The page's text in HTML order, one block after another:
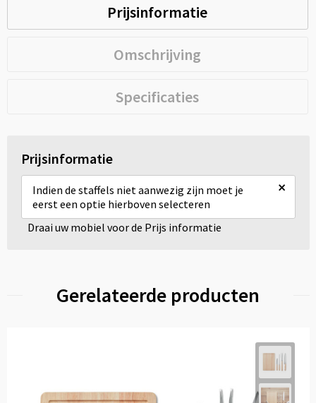
Prijsinformatie
Omschrijving
Specificaties
Prijsinformatie
Indien de staffels niet aanwezig zijn moet je
eerst een optie hierboven selecteren
×
Draai uw mobiel voor de Prijs informatie
Gerelateerde producten